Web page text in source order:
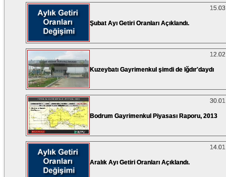
Şubat Ayı Getiri Oranları Açıklandı.
Kuzeybatı Gayrimenkul şimdi de Iğdır'daydı
Bodrum Gayrimenkul Piyasası Raporu, 2013
Aralık Ayı Getiri Oranları Açıklandı.